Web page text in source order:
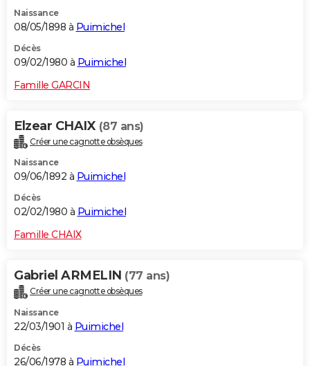
Naissance
08/05/1898 à Puimichel
Décès
09/02/1980 à Puimichel
Famille GARCIN
Elzear CHAIX (87 ans)
Créer une cagnotte obsèques
Naissance
09/06/1892 à Puimichel
Décès
02/02/1980 à Puimichel
Famille CHAIX
Gabriel ARMELIN (77 ans)
Créer une cagnotte obsèques
Naissance
22/03/1901 à Puimichel
Décès
26/06/1978 à Puimichel